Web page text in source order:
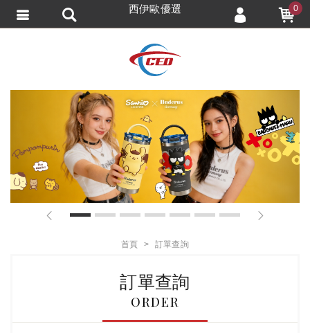
首頁 訂單查詢
訂單查詢
ORDER
西伊歐優選 0
會員登入
會員註冊
忘記密碼
訂單查詢
追蹤清單TRACK LISTING
匯款通知